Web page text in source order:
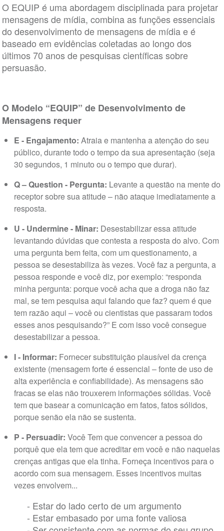
O EQUIP é uma abordagem disciplinada para projetar
mensagens de mídia, combina as funções essenciais
do desenvolvimento de mensagens de mídia e é
baseado em evidências coletadas ao longo dos
últimos 70 anos de pesquisas científicas sobre
persuasão.
O Modelo “EQUIP” de Desenvolvimento de
Mensagens requer
E - Engajamento: Atraia e mantenha a atenção do seu
público, durante todo o tempo da sua apresentação (seja
30 segundos, 1 minuto ou o tempo que durar).
Q – Question - Pergunta: Levante a questão na mente do
receptor sobre sua atitude – não ataque imediatamente a
resposta.
U - Undermine - Minar: Desestabilizar essa atitude
levantando dúvidas que contesta a resposta do alvo. Com
uma pergunta bem feita, com um questionamento, a
pessoa se desestabiliza às vezes. Você faz a pergunta, a
pessoa responde e você diz, por exemplo: “responda
minha pergunta: porque você acha que a droga não faz
mal, se tem pesquisa aqui falando que faz? quem é que
tem razão aqui – você ou cientistas que passaram todos
esses anos pesquisando?” E com isso você consegue
desestabilizar a pessoa.
I - Informar: Fornecer substituição plausível da crença
existente (mensagem forte é essencial – fonte de uso de
alta experiência e confiabilidade). As mensagens são
fracas se elas não trouxerem informações sólidas. Você
tem que basear a comunicação em fatos, fatos sólidos,
porque senão ela não se sustenta.
P - Persuadir: Você Tem que convencer a pessoa do
porquê que ela tem que acreditar em você e não naquelas
crenças antigas que ela tinha. Forneça incentivos para o
acordo com sua mensagem. Esses incentivos muitas
vezes envolvem...
- Estar do lado certo de um argumento
- Estar embasado por uma fonte valiosa